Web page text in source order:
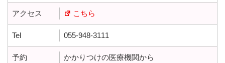
アクセス こちら
Tel 055-948-3111
予約
かかりつけの医療機関から